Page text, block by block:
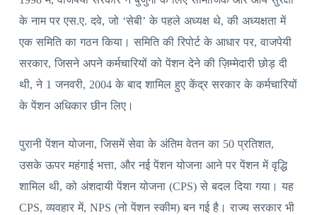
के नाम पर एस.ए. दवे, जो ‘सेबी’ के पहले अध्यक्ष थे, की अध्यक्षता में
एक समिति का गठन किया। समिति की रिपोर्ट के आधार पर, वाजपेयी
सरकार, जिसने अपने कर्मचारियों को पेंशन देने की ज़िम्मेदारी छोड़ दी
थी, ने 1 जनवरी, 2004 के बाद शामिल हुए केंद्र सरकार के कर्मचारियों
के पेंशन अधिकार छीन लिए।
पुरानी पेंशन योजना, जिसमें सेवा के अंतिम वेतन का 50 प्रतिशत,
उसके ऊपर महंगाई भत्ता, और नई पेंशन योजना आने पर पेंशन में वृद्धि
शामिल थी, को अंशदायी पेंशन योजना (CPS) से बदल दिया गया। यह
CPS, व्यवहार में, NPS (नो पेंशन स्कीम) बन गई है। राज्य सरकार भी